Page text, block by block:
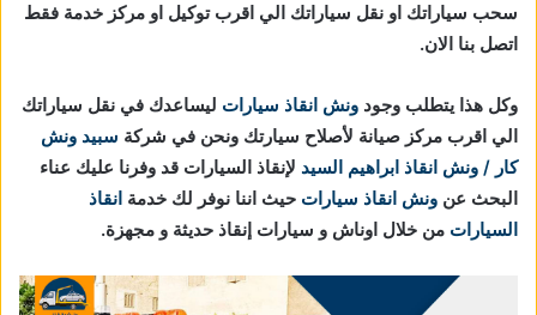
سحب سياراتك او نقل سياراتك الي اقرب توكيل او مركز خدمة فقط
اتصل بنا الان.
وكل هذا يتطلب وجود ونش انقاذ سيارات ليساعدك في نقل سياراتك
الي اقرب مركز صيانة لأصلاح سيارتك ونحن في شركة سبيد ونش
كار / ونش انقاذ ابراهيم السيد لإنقاذ السيارات قد وفرنا عليك عناء
البحث عن ونش انقاذ سيارات حيث اننا نوفر لك خدمة انقاذ
السيارات من خلال اوناش و سيارات إنقاذ حديثة و مجهزة.